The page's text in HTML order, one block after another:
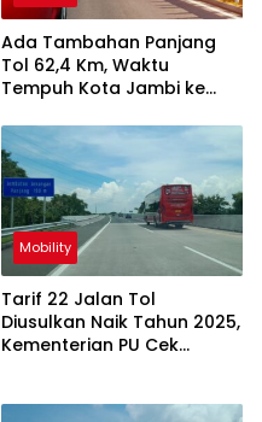
Ada Tambahan Panjang
Tol 62,4 Km, Waktu
Tempuh Kota Jambi ke
Mobility
Tarif 22 Jalan Tol
Diusulkan Naik Tahun 2025,
Kementerian PU Cek